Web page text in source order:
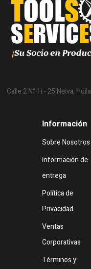
Calle 2 N° 1i - 25 Neiva, Huila
Información
Sobre Nosotros
Información de
entrega
Política de
Privacidad
Ventas
Corporativas
Términos y